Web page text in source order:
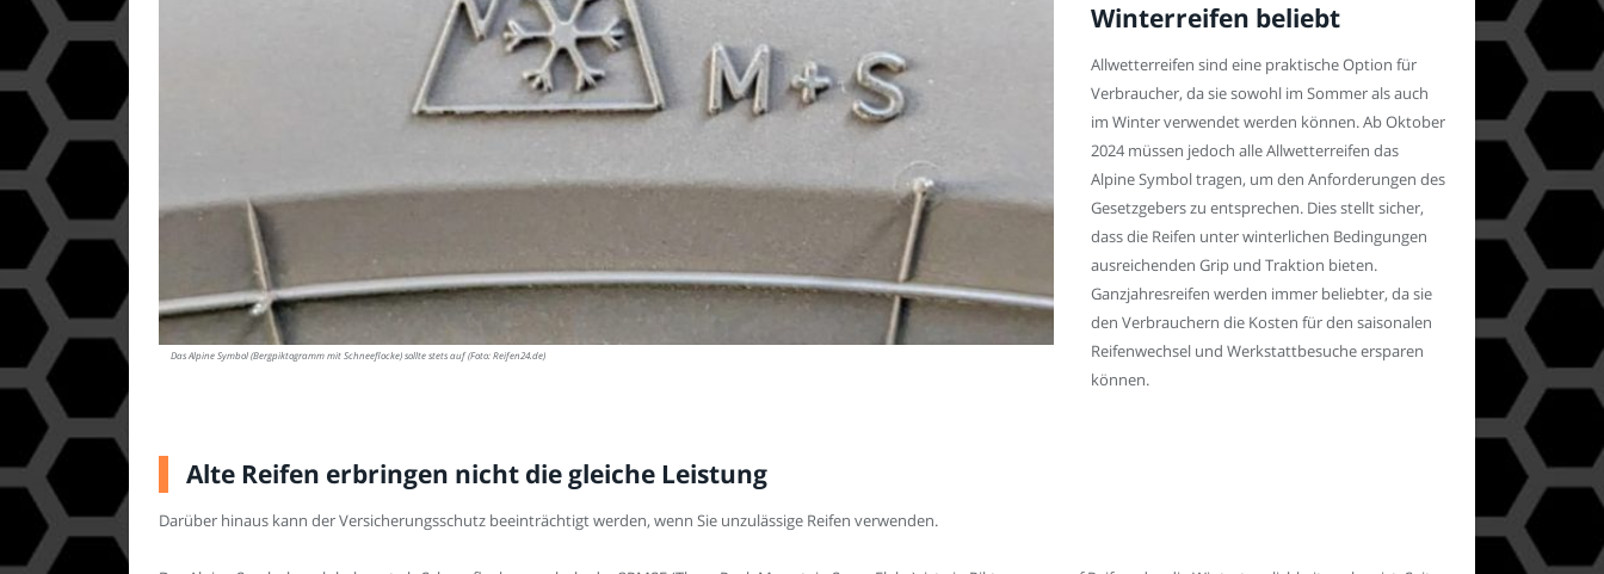
Das Alpine Symbol (Bergpiktogramm mit Schneeflocke) sollte stets auf (Foto: Reifen24.de)
Winterreifen beliebt
Allwetterreifen sind eine praktische Option für
Verbraucher, da sie sowohl im Sommer als auch
im Winter verwendet werden können. Ab Oktober
2024 müssen jedoch alle Allwetterreifen das
Alpine Symbol tragen, um den Anforderungen des
Gesetzgebers zu entsprechen. Dies stellt sicher,
dass die Reifen unter winterlichen Bedingungen
ausreichenden Grip und Traktion bieten.
Ganzjahresreifen werden immer beliebter, da sie
den Verbrauchern die Kosten für den saisonalen
Reifenwechsel und Werkstattbesuche ersparen
können.
Alte Reifen erbringen nicht die gleiche Leistung
Darüber hinaus kann der Versicherungsschutz beeinträchtigt werden, wenn Sie unzulässige Reifen verwenden.